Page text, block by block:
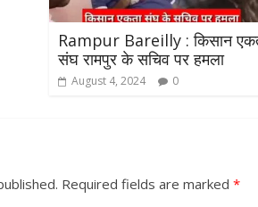
Rampur Bareilly : किसान
संघ रामपुर के सचिव पर हमला
August 4, 2024 0
Required fields are marked *